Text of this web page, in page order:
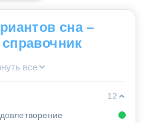
сна –
все
12